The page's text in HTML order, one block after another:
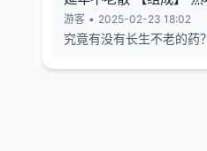
冬180克 五味子60 克
游客 • 2025-02-23 18:02
究竟有没有长生不老的药？